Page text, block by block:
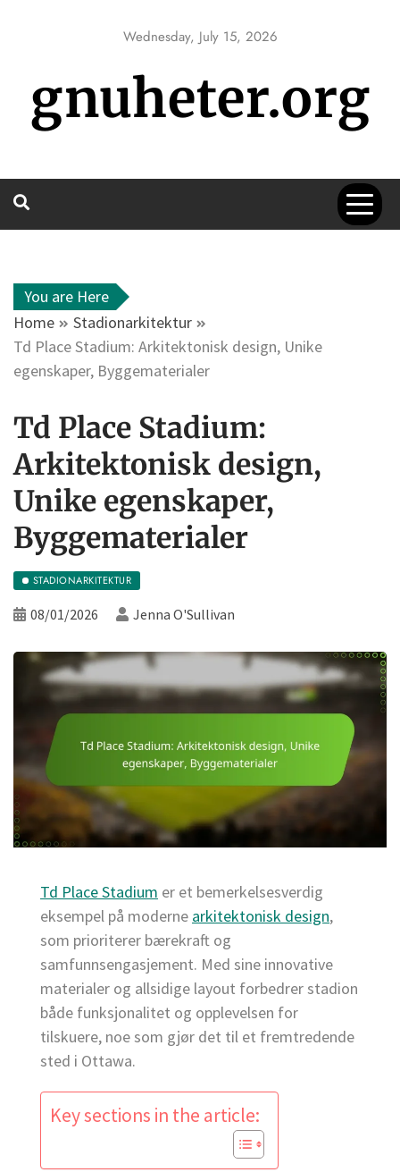
Wednesday, July 15, 2026
gnuheter.org
You are Here
Home
Stadionarkitektur
Td Place Stadium: Arkitektonisk design, Unike
egenskaper, Byggematerialer
Td Place Stadium:
Arkitektonisk design,
Unike egenskaper,
Byggematerialer
STADIONARKITEKTUR
08/01/2026 Jenna O'Sullivan
Td Place Stadium er et bemerkelsesverdig
eksempel på moderne arkitektonisk design,
som prioriterer bærekraft og
samfunnsengasjement. Med sine innovative
materialer og allsidige layout forbedrer stadion
både funksjonalitet og opplevelsen for
tilskuere, noe som gjør det til et fremtredende
sted i Ottawa.
Key sections in the article: